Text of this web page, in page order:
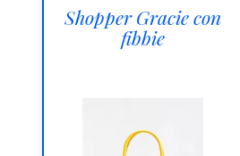
Shopper Gracie con
fibbie